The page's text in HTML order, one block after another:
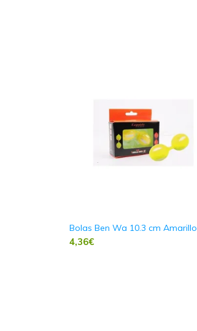
Bolas Ben Wa 10.3 cm Amarillo
4,36€